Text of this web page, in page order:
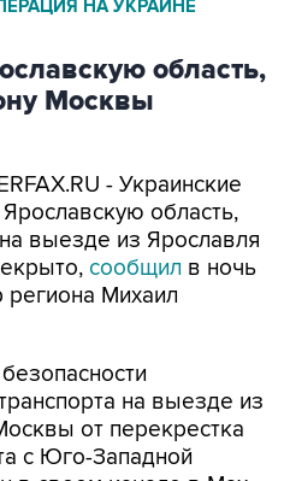
область,
Москвы
- Украинские
выезде из Ярославля
сообщилв ночь
региона Михаил
от перекрестка
с Юго-Западной
в своем канале в Мах.